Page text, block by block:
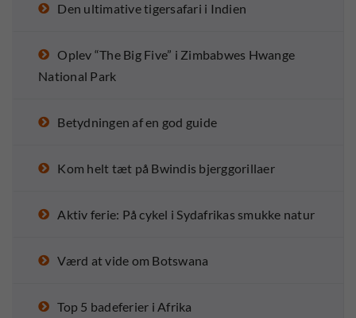
Den ultimative tigersafari i Indien
Oplev “The Big Five” i Zimbabwes Hwange
National Park
Betydningen af en god guide
Kom helt tæt på Bwindis bjerggorillaer
Aktiv ferie: På cykel i Sydafrikas smukke natur
Værd at vide om Botswana
Top 5 badeferier i Afrika